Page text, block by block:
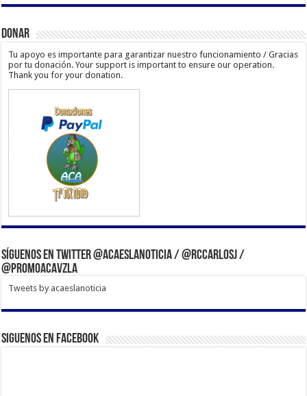
Donar
Tu apoyo es importante para garantizar nuestro funcionamiento / Gracias
por tu donación. Your support is important to ensure our operation.
Thank you for your donation.
Síguenos en Twitter @acaeslanoticia / @rccarlosj /
@PromoACAVzla
Tweets by acaeslanoticia
Siguenos en Facebook